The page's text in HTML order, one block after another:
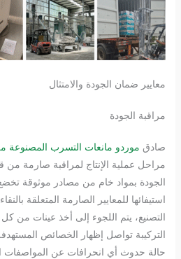
معايير ضمان الجودة والامتثال
مراقبة الجودة
صادق موردو مانعات التسرب المصنوعة
مراحل عملية الإنتاج لمراقبة صارمة من
الجودة بمواد خام من مصادر موثوقة
استيفائها للمعايير الصارمة المتعلقة
التصنيع، يتم اللجوء إلى أخذ عينات من
التركيبة تواصل إظهار الخصائص
حالة حدوث أي انحرافات عن المواصفات